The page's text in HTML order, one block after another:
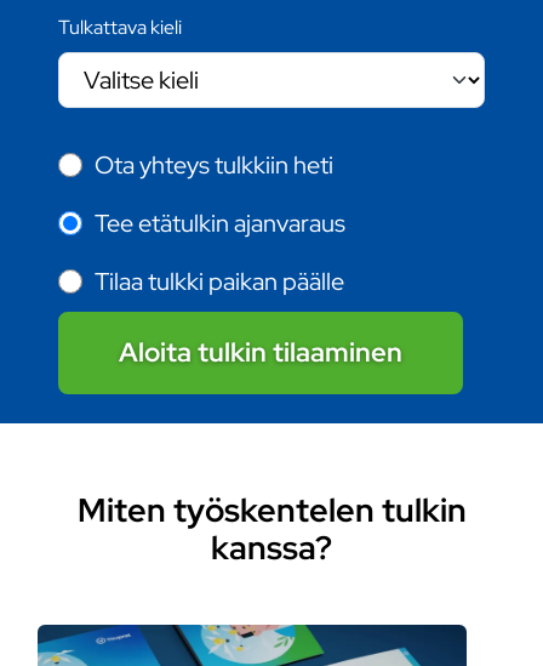
Tulkattava kieli
Ota yhteys tulkkiin heti
Tee etätulkin ajanvaraus
Tilaa tulkki paikan päälle
Aloita tulkin tilaaminen
Miten työskentelen tulkin
kanssa?